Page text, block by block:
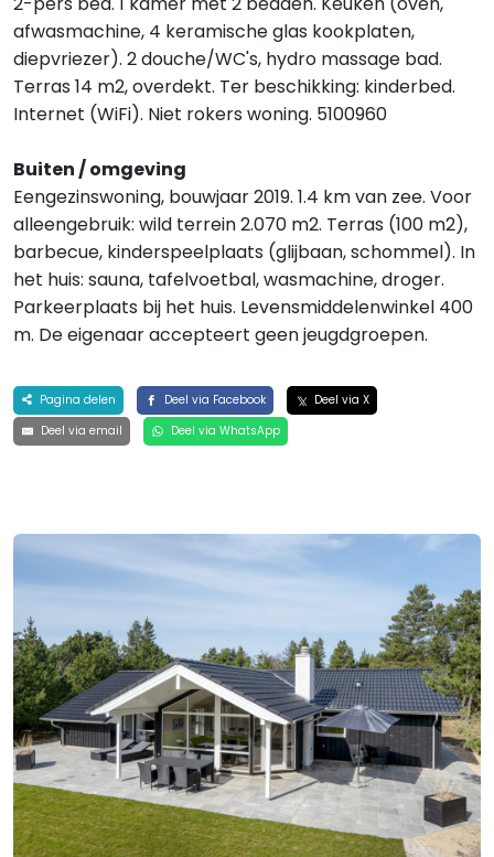
afwasmachine, 4 keramische glas kookplaten,
diepvriezer). 2 douche/WC's, hydro massage bad.
Terras 14 m2, overdekt. Ter beschikking: kinderbed.
Internet (WiFi). Niet rokers woning. 5100960
Buiten / omgeving
Eengezinswoning, bouwjaar 2019. 1.4 km van zee. Voor
alleengebruik: wild terrein 2.070 m2. Terras (100 m2),
barbecue, kinderspeelplaats (glijbaan, schommel). In
het huis: sauna, tafelvoetbal, wasmachine, droger.
Parkeerplaats bij het huis. Levensmiddelenwinkel 400
m. De eigenaar accepteert geen jeugdgroepen.
Pagina delen Deel via Facebook
Deel via X
Deel via email
Deel via WhatsApp